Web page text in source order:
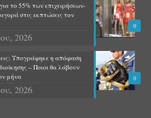
0
το 55% των επιχειρήσεων-
στις εκπτώσεις τον
2026
0
Υπογράφηκε η απόφαση
– Ποιοι θα λάβουν
μήνα
2026